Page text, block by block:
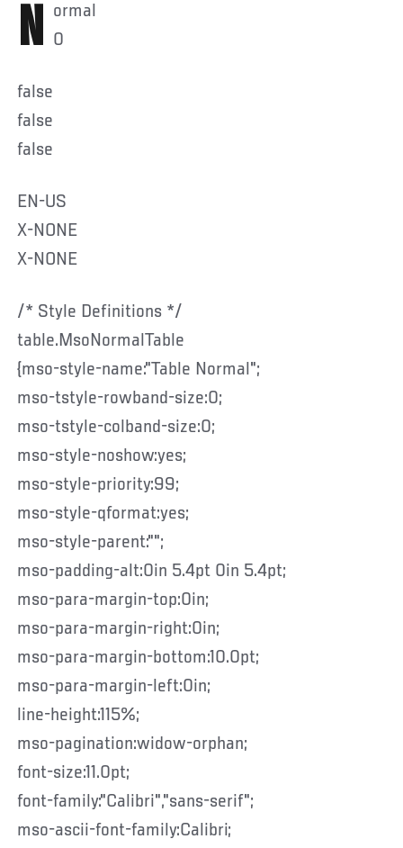
Normal
0
false
false
false
EN-US
X-NONE
X-NONE
/* Style Definitions */
table.MsoNormalTable
{mso-style-name:"Table Normal";
mso-tstyle-rowband-size:0;
mso-tstyle-colband-size:0;
mso-style-noshow:yes;
mso-style-priority:99;
mso-style-qformat:yes;
mso-style-parent:"";
mso-padding-alt:0in 5.4pt 0in 5.4pt;
mso-para-margin-top:0in;
mso-para-margin-right:0in;
mso-para-margin-bottom:10.0pt;
mso-para-margin-left:0in;
line-height:115%;
mso-pagination:widow-orphan;
font-size:11.0pt;
font-family:"Calibri","sans-serif";
mso-ascii-font-family:Calibri;